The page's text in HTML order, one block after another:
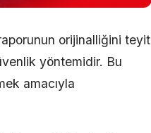
orijinalliğini teyit
yöntemidir. Bu
amacıyla